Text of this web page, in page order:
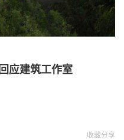
应建筑工作室
收藏分享